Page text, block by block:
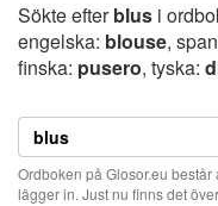
Sökte efterblus i
engelska: blouse,
finska: pusero, tyska:
Ordboken på Glosor.eu
lägger in. Just nu finns det över